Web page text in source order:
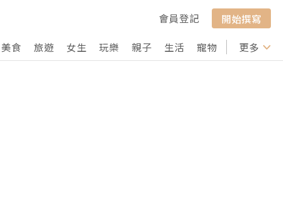
會員登記
開始撰寫
美食 旅遊 女生 玩樂 親子 生活 寵物 行山 打卡
更多